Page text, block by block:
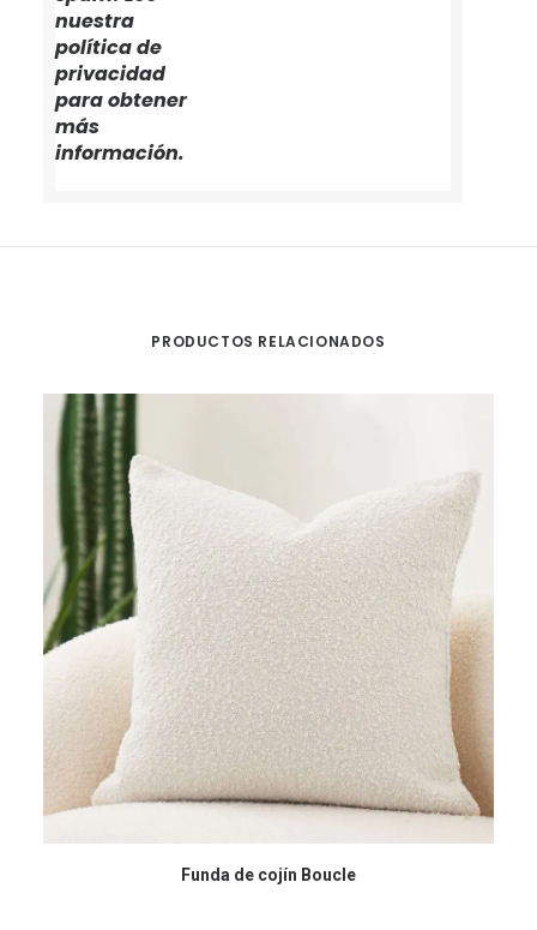
nuestra
política de
privacidad
para obtener
más
información.
PRODUCTOS RELACIONADOS
COMPRAR EN AMAZON
Funda de cojín Boucle